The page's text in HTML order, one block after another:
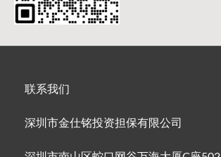
联系我们
深圳市金仕铭投资担保有限公司